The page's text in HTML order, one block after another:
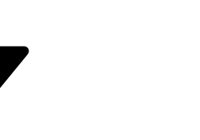
отсутствуют